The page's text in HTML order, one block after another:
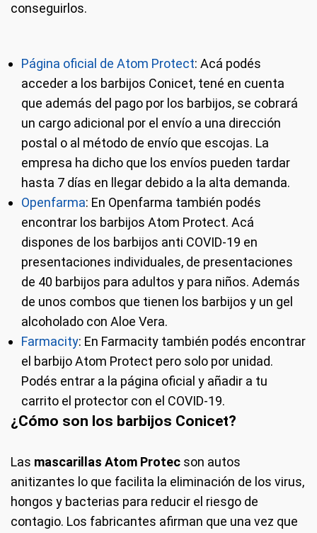
conseguirlos.
Página oficial de Atom Protect: Acá podés
acceder a los barbijos Conicet, tené en cuenta
que además del pago por los barbijos, se cobrará
un cargo adicional por el envío a una dirección
postal o al método de envío que escojas. La
empresa ha dicho que los envíos pueden tardar
hasta 7 días en llegar debido a la alta demanda.
Openfarma: En Openfarma también podés
encontrar los barbijos Atom Protect. Acá
dispones de los barbijos anti COVID-19 en
presentaciones individuales, de presentaciones
de 40 barbijos para adultos y para niños. Además
de unos combos que tienen los barbijos y un gel
alcoholado con Aloe Vera.
Farmacity: En Farmacity también podés encontrar
el barbijo Atom Protect pero solo por unidad.
Podés entrar a la página oficial y añadir a tu
carrito el protector con el COVID-19.
¿Cómo son los barbijos Conicet?
Las mascarillas Atom Protec son autos
anitizantes lo que facilita la eliminación de los virus,
hongos y bacterias para reducir el riesgo de
contagio. Los fabricantes afirman que una vez que